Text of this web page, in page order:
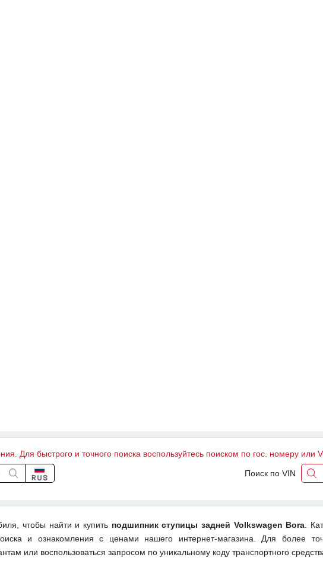
Для быстрого и точного поиска воспользуйтесь поиском по гос. номеру или
Поиск по VIN
чтобы найти и купить подшипник ступицы задней Volkswagen Bora .
и ознакомления с ценами нашего интернет-магазина. Для более
или воспользоваться запросом по уникальному коду транспортного